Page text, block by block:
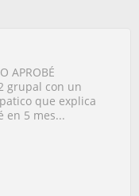
APROBÉ
grupal con un
que explica
en 5 mes...